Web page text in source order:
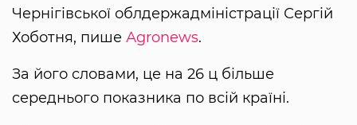
Чернігівської облдержадміністрації Сергій
Хоботня, пише Аgronews.
За його словами, це на 26 ц більше
середнього показника по всій країні.